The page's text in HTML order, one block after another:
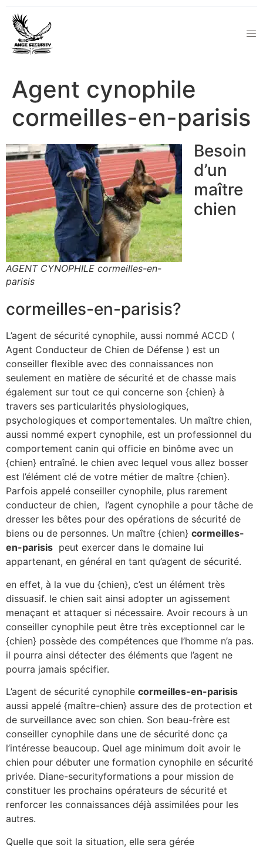
Agent cynophile
cormeilles-en-parisis
AGENT CYNOPHILE cormeilles-en-
parisis
Besoin
d’un
maître
chien
cormeilles-en-parisis?
L’agent de sécurité cynophile, aussi nommé ACCD (
Agent Conducteur de Chien de Défense ) est un
conseiller flexible avec des connaissances non
seulement en matière de sécurité et de chasse mais
également sur tout ce qui concerne son {chien} à
travers ses particularités physiologiques,
psychologiques et comportementales. Un maître chien,
aussi nommé expert cynophile, est un professionnel du
comportement canin qui officie en binôme avec un
{chien} entraîné. le chien avec lequel vous allez bosser
est l’élément clé de votre métier de maître {chien}.
Parfois appelé conseiller cynophile, plus rarement
conducteur de chien, l’agent cynophile a pour tâche de
dresser les bêtes pour des opérations de sécurité de
biens ou de personnes. Un maître {chien} cormeilles-
en-parisis peut exercer dans le domaine lui
appartenant, en général en tant qu’agent de sécurité.
en effet, à la vue du {chien}, c’est un élément très
dissuasif. le chien sait ainsi adopter un agissement
menaçant et attaquer si nécessaire. Avoir recours à un
conseiller cynophile peut être très exceptionnel car le
{chien} possède des compétences que l’homme n’a pas.
il pourra ainsi détecter des éléments que l’agent ne
pourra jamais spécifier.
L’agent de sécurité cynophile cormeilles-en-parisis
aussi appelé {maître-chien} assure des de protection et
de surveillance avec son chien. Son beau-frère est
conseiller cynophile dans une de sécurité donc ça
l’intéresse beaucoup. Quel age minimum doit avoir le
chien pour débuter une formation cynophile en sécurité
privée. Diane-securityformations a pour mission de
constituer les prochains opérateurs de sécurité et
renforcer les connaissances déjà assimilées pour les
autres.
Quelle que soit la situation, elle sera gérée